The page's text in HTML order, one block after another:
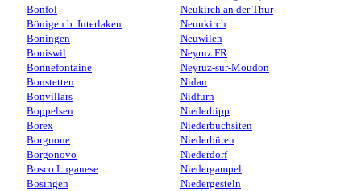
Bonfol
Bönigen b. Interlaken
Boningen
Boniswil
Bonnefontaine
Bonstetten
Bonvillars
Boppelsen
Borex
Borgnone
Borgonovo
Bosco Luganese
Bösingen
Neukirch an der Thur
Neunkirch
Neuwilen
Neyruz FR
Neyruz-sur-Moudon
Nidau
Nidfurn
Niederbipp
Niederbuchsiten
Niederbüren
Niederdorf
Niedergampel
Niedergesteln